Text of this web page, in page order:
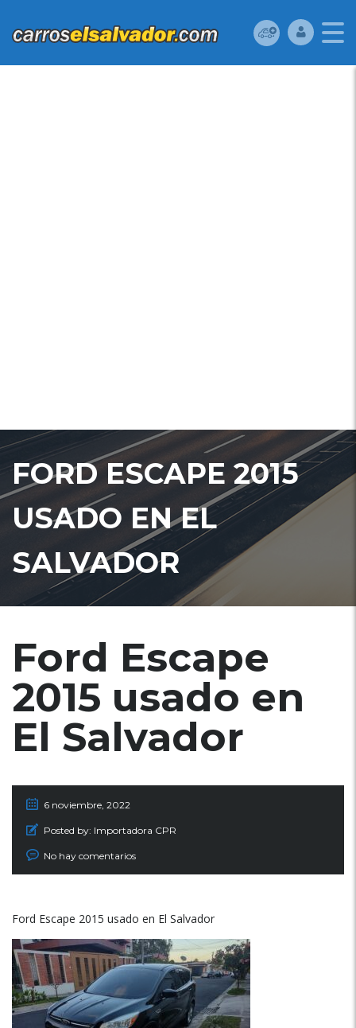
FORD ESCAPE 2015
USADO EN EL
SALVADOR
Ford Escape
2015 usado en
El Salvador
6 noviembre, 2022
Posted by: Importadora CPR
No hay comentarios
Ford Escape 2015 usado en El Salvador